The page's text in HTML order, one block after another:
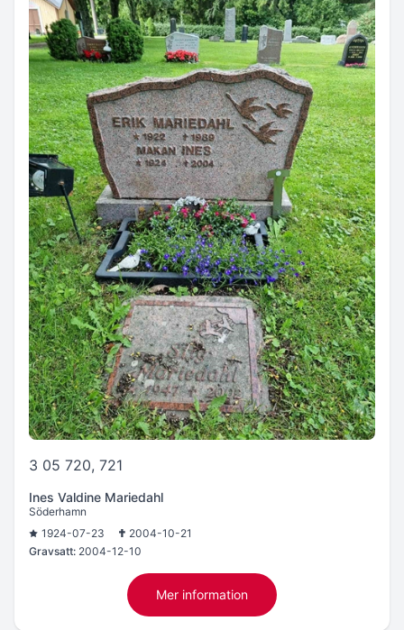
3 05 720, 721
Ines Valdine Mariedahl
Söderhamn
1924-07-23
2004-10-21
Gravsatt: 2004-12-10
Mer information